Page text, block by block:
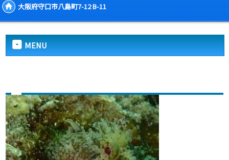
大阪府守口市八島町7-12 B-11
MENU